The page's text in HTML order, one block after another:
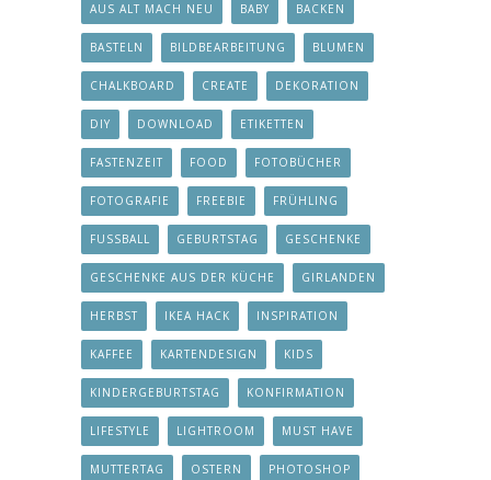
AUS ALT MACH NEU BABY BACKEN
BASTELN BILDBEARBEITUNG BLUMEN
CHALKBOARD CREATE DEKORATION
DIY DOWNLOAD ETIKETTEN
FASTENZEIT FOOD FOTOBÜCHER
FOTOGRAFIE FREEBIE FRÜHLING
FUSSBALL GEBURTSTAG GESCHENKE
GESCHENKE AUS DER KÜCHE GIRLANDEN
HERBST IKEA HACK INSPIRATION
KAFFEE KARTENDESIGN KIDS
KINDERGEBURTSTAG KONFIRMATION
LIFESTYLE LIGHTROOM MUST HAVE
MUTTERTAG OSTERN PHOTOSHOP